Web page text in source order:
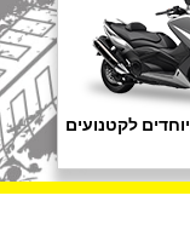
לקטנועים